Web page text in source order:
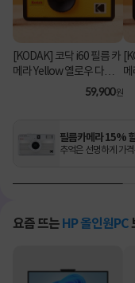
[KODAK] 코닥 i60 필름 카
메라 Yellow 옐로우 다회
59,900원다
필름카메라 15%
추억은 선명하게 가격
요즘 뜨는 HP 올인원PC